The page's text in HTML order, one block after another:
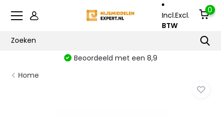
Incl.Excl.
BTW
0
Beoordeeld met een 8,9
Home